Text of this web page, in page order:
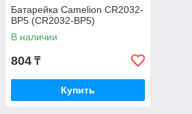
Батарейка Camelion CR2032-
BP5 (CR2032-BP5)
В наличии
804 ₸
Купить